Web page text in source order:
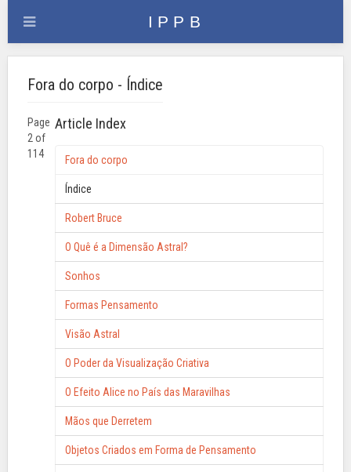
Fora do corpo - Índice
Article Index
Fora do corpo
Índice
Robert Bruce
O Quê é a Dimensão Astral?
Sonhos
Formas Pensamento
Visão Astral
O Poder da Visualização Criativa
O Efeito Alice no País das Maravilhas
Mãos que Derretem
Objetos Criados em Forma de Pensamento
Page
2 of
114